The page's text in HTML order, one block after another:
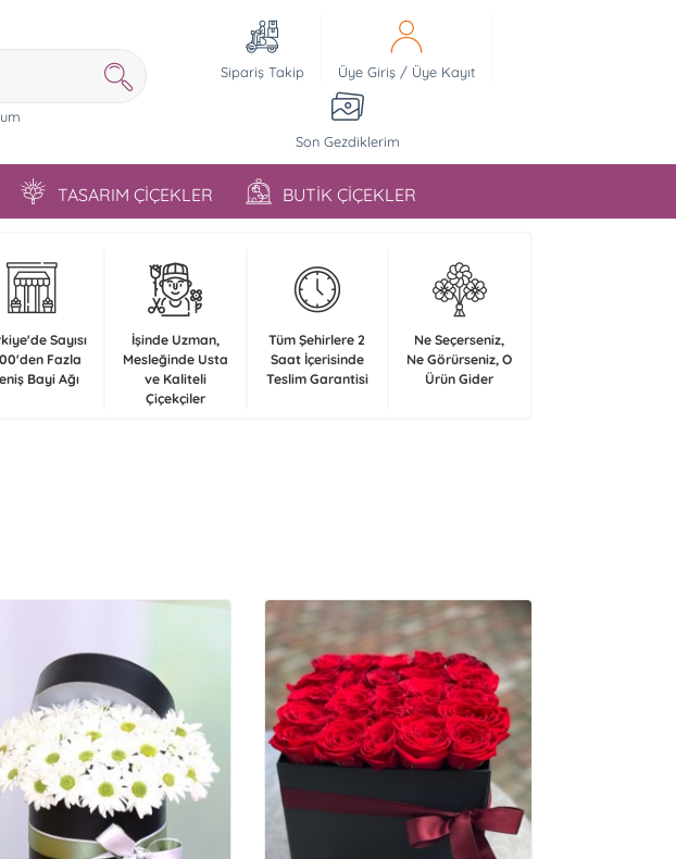
Sipariş Takip Üye Giriş/ Üye Kayıt
Son Gezdiklerim
TASARIM ÇİÇEKLER BUTİK ÇİÇEKLER
Sayısı
Fazla
Bayi Ağı
İşinde Uzman,
Mesleğinde Usta
ve Kaliteli
Çiçekçiler
Tüm Şehirlere 2
Saat İçerisinde
Teslim Garantisi
Ne Seçerseniz,
Ne Görürseniz, O
Ürün Gider